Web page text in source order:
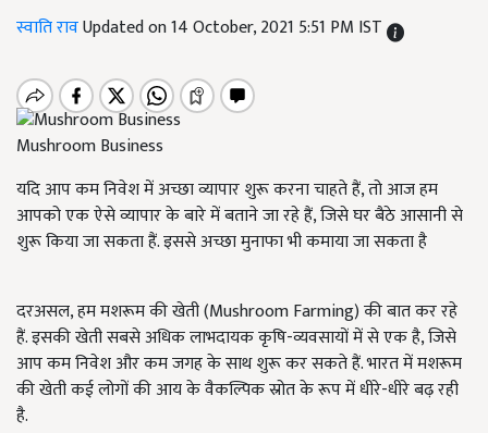
स्वाति रावUpdated on 14 October, 2021 5:51 PM IST
Mushroom Business
यदि आप कम निवेश में अच्छा व्यापार शुरू करना चाहते हैं, तो आज हम
आपको एक ऐसे व्यापार के बारे में बताने जा रहे हैं, जिसे घर बैठे आसानी से
शुरू किया जा सकता हैं. इससे अच्छा मुनाफा भी कमाया जा सकता है
दरअसल, हम मशरूम की खेती (Mushroom Farming) की बात कर रहे
हैं. इसकी खेती सबसे अधिक लाभदायक कृषि-व्यवसायों में से एक है, जिसे
आप कम निवेश और कम जगह के साथ शुरू कर सकते हैं. भारत में मशरूम
की खेती कई लोगों की आय के वैकल्पिक स्रोत के रूप में धीरे-धीरे बढ़ रही
है.